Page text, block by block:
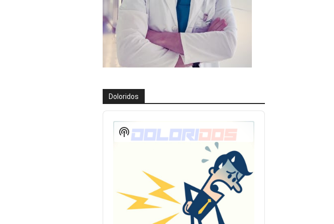
Doloridos
Reproductor
audioShow
Podcast